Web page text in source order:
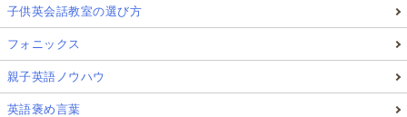
子供英会話教室の選び方
フォニックス
親子英語ノウハウ
英語褒め言葉